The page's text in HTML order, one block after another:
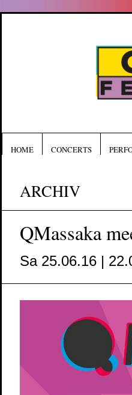
HOME CONCERTS
ARCHIV
QMassaka
Sa 25.06.16 |